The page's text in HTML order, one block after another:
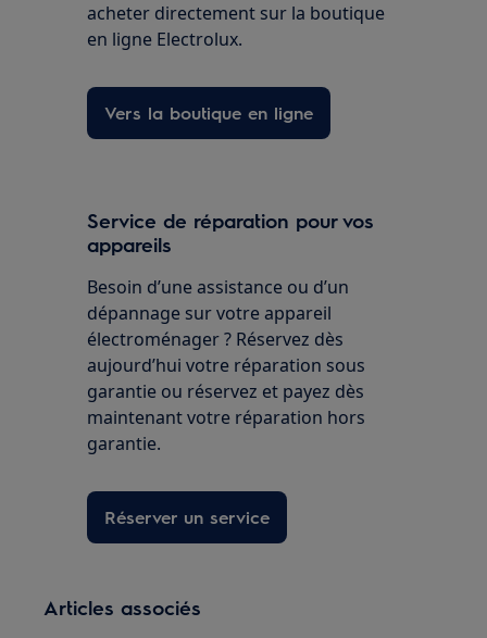
acheter directement sur la boutique
en ligne Electrolux.
Vers la boutique en ligne
Service de réparation pour vos
appareils
Besoin d’une assistance ou d’un
dépannage sur votre appareil
électroménager ? Réservez dès
aujourd’hui votre réparation sous
garantie ou réservez et payez dès
maintenant votre réparation hors
garantie.
Réserver un service
Articles associés